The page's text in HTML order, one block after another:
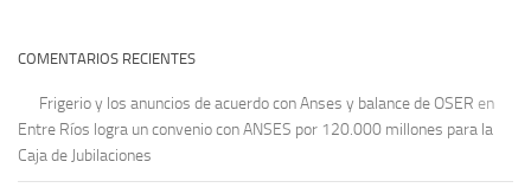
COMENTARIOS RECIENTES
Frigerio y los anuncios de acuerdo con Anses y balance de OSER en
Entre Ríos logra un convenio con ANSES por 120.000 millones para la
Caja de Jubilaciones